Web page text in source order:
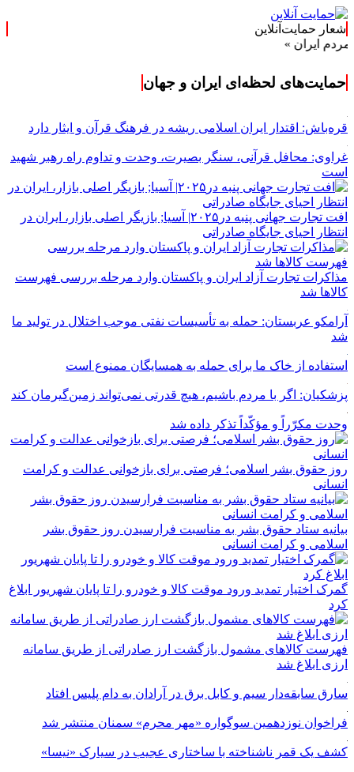
شعار حمایت‌آنلاین
»
حمایت‌های لحظه‌ای ایران و جهان
قره‌باش: اقتدار ایران اسلامی ریشه در فرهنگ قرآن و ایثار دارد
غراوی: محافل قرآنی، سنگر بصیرت، وحدت و تداوم راه رهبر شهید
است
افت تجارت جهانی پنبه در۲۰۲۵| آسیا; بازیگر اصلی بازار، ایران در
انتظار احیای جایگاه صادراتی
مذاکرات تجارت آزاد ایران و پاکستان وارد مرحله بررسی فهرست
کالاها شد
آرامکو عربستان: حمله به تأسیسات نفتی موجب اختلال در تولید ما
شد
استفاده از خاک ما برای حمله به همسایگان ممنوع است
پزشکیان: اگر با مردم باشیم، هیچ قدرتی نمی‌تواند زمین‌گیرمان کند
وحدت مکرّراً و مؤکّداً تذکر داده شد
روز حقوق بشر اسلامی؛ فرصتی برای بازخوانی عدالت و کرامت
انسانی
بیانیه ستاد حقوق بشر به مناسبت فرارسیدن روز حقوق بشر
اسلامی و کرامت انسانی
گمرک اختیار تمدید ورود موقت کالا و خودرو را تا پایان شهریور ابلاغ
کرد
فهرست کالاهای مشمول بازگشت ارز صادراتی از طریق سامانه
ارزی ابلاغ شد
سارق سابقه‌دار سیم و کابل برق در آرادان به دام پلیس افتاد
فراخوان نوزدهمین سوگواره «مهر محرم» سمنان منتشر شد
کشف یک قمر ناشناخته با ساختاری عجیب در سیارک «نیسا»